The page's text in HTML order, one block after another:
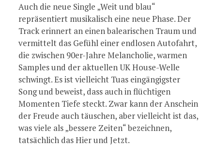
Auch die neue Single „Weit und blau“
repräsentiert musikalisch eine neue Phase. Der
Track erinnert an einen balearischen Traum und
vermittelt das Gefühl einer endlosen Autofahrt,
die zwischen 90er-Jahre Melancholie, warmen
Samples und der aktuellen UK House-Welle
schwingt. Es ist vielleicht Tuas eingängigster
Song und beweist, dass auch in flüchtigen
Momenten Tiefe steckt. Zwar kann der Anschein
der Freude auch täuschen, aber vielleicht ist das,
was viele als „bessere Zeiten“ bezeichnen,
tatsächlich das Hier und Jetzt.